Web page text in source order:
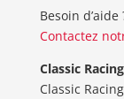
Besoin d’aide
Contactez
Classic
Classic